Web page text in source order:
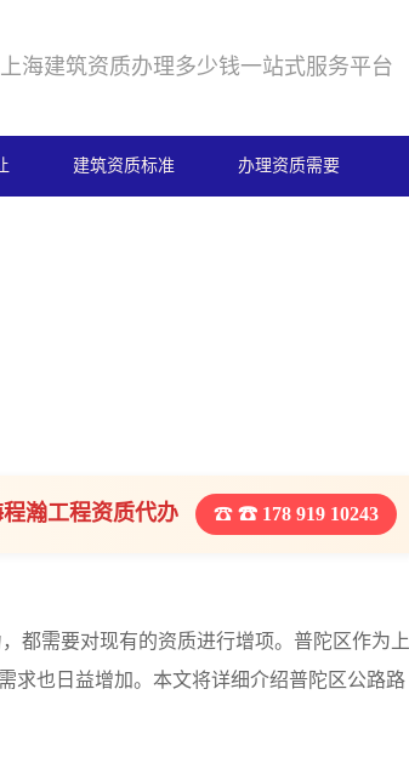
海建筑资质办理多少钱一站式服务平台
建筑资质标准 办理资质需要
瀚工程资质代办 ☎ 178 919 10243
都需要对现有的资质进行增项。普陀区作为上
求也日益增加。本文将详细介绍普陀区公路路